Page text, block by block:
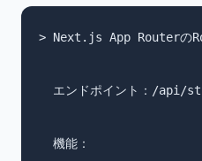
> Next.js App Routerの
エンドポイント：/api/
  機能：